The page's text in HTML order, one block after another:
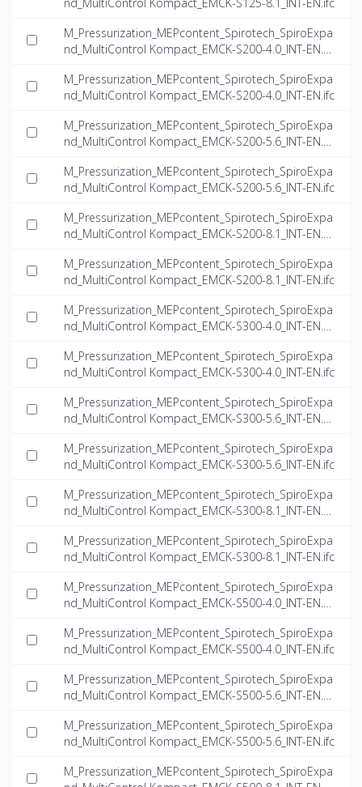
M_Pressurization_MEPcontent_Spirotech_SpiroExpa
nd_MultiControl Kompact_EMCK-S200-4.0_INT-EN.d
M_Pressurization_MEPcontent_Spirotech_SpiroExpa
nd_MultiControl Kompact_EMCK-S200-4.0_INT-EN.ifc
M_Pressurization_MEPcontent_Spirotech_SpiroExpa
nd_MultiControl Kompact_EMCK-S200-5.6_INT-EN.d
M_Pressurization_MEPcontent_Spirotech_SpiroExpa
nd_MultiControl Kompact_EMCK-S200-5.6_INT-EN.ifc
M_Pressurization_MEPcontent_Spirotech_SpiroExpa
nd_MultiControl Kompact_EMCK-S200-8.1_INT-EN.d
M_Pressurization_MEPcontent_Spirotech_SpiroExpa
nd_MultiControl Kompact_EMCK-S200-8.1_INT-EN.ifc
M_Pressurization_MEPcontent_Spirotech_SpiroExpa
nd_MultiControl Kompact_EMCK-S300-4.0_INT-EN.d
M_Pressurization_MEPcontent_Spirotech_SpiroExpa
nd_MultiControl Kompact_EMCK-S300-4.0_INT-EN.ifc
M_Pressurization_MEPcontent_Spirotech_SpiroExpa
nd_MultiControl Kompact_EMCK-S300-5.6_INT-EN.d
M_Pressurization_MEPcontent_Spirotech_SpiroExpa
nd_MultiControl Kompact_EMCK-S300-5.6_INT-EN.ifc
M_Pressurization_MEPcontent_Spirotech_SpiroExpa
nd_MultiControl Kompact_EMCK-S300-8.1_INT-EN.d
M_Pressurization_MEPcontent_Spirotech_SpiroExpa
nd_MultiControl Kompact_EMCK-S300-8.1_INT-EN.ifc
M_Pressurization_MEPcontent_Spirotech_SpiroExpa
nd_MultiControl Kompact_EMCK-S500-4.0_INT-EN.d
M_Pressurization_MEPcontent_Spirotech_SpiroExpa
nd_MultiControl Kompact_EMCK-S500-4.0_INT-EN.ifc
M_Pressurization_MEPcontent_Spirotech_SpiroExpa
nd_MultiControl Kompact_EMCK-S500-5.6_INT-EN.d
M_Pressurization_MEPcontent_Spirotech_SpiroExpa
nd_MultiControl Kompact_EMCK-S500-5.6_INT-EN.ifc
M_Pressurization_MEPcontent_Spirotech_SpiroExpa